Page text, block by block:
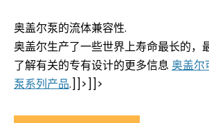
奥盖尔泵的流体兼容性.
奥盖尔生产了一些世界上寿命最长的，
了解有关的专有设计的更多信息 奥盖尔
泵系列产品.]]>]]>